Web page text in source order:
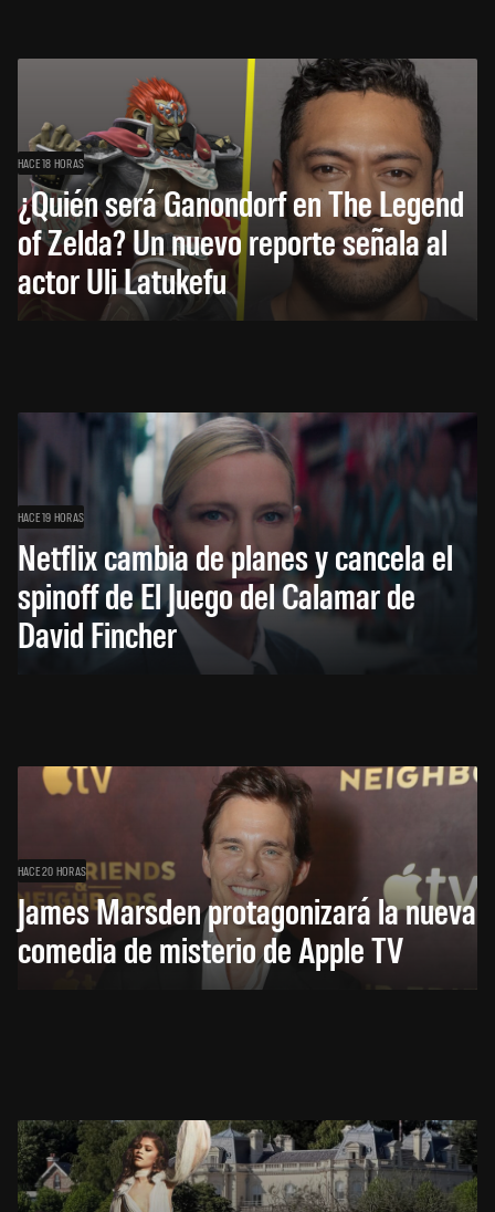
HACE 18 HORAS
¿Quién será Ganondorf en The Legend
of Zelda? Un nuevo reporte señala al
actor Uli Latukefu
HACE 19 HORAS
Netflix cambia de planes y cancela el
spinoff de El Juego del Calamar de
David Fincher
HACE 20 HORAS
James Marsden protagonizará la nueva
comedia de misterio de Apple TV